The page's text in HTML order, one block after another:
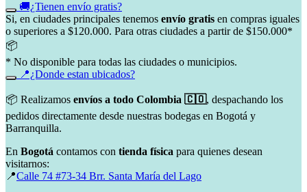
🚚¿Tienen envío gratis?
Si, en ciudades principales tenemos envío gratis en compras iguales
o superiores a $120.000. Para otras ciudades a partir de $150.000*
📦
* No disponible para todas las ciudades o municipios.
📍¿Donde estan ubicados?
📦 Realizamos envíos a todo Colombia 🇨🇴, despachando los
pedidos directamente desde nuestras bodegas en Bogotá y
Barranquilla.
En Bogotá contamos con tienda física para quienes desean
visitarnos:
📍Calle 74 #73-34 Brr. Santa María del Lago